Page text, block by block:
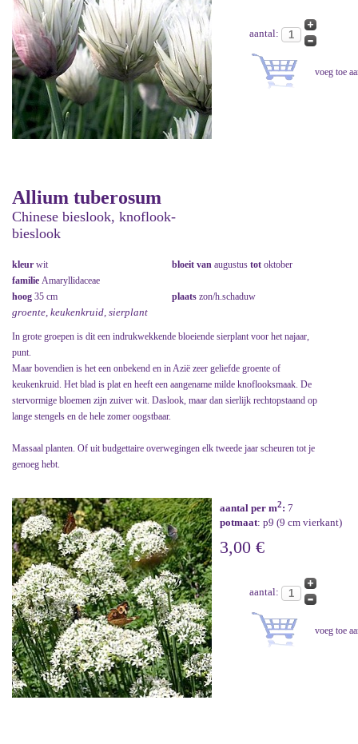
aantal:
Allium tuberosum
Chinese bieslook, knoflook-
bieslook
kleur wit bloeit van augustus tot oktober
familie Amaryllidaceae
hoog 35 cm plaats zon/h.schaduw
groente, keukenkruid, sierplant
In grote groepen is dit een indrukwekkende bloeiende sierplant voor het najaar,
punt.
Maar bovendien is het een onbekend en in Azië zeer geliefde groente of
keukenkruid. Het blad is plat en heeft een aangename milde knoflooksmaak. De
stervormige bloemen zijn zuiver wit. Daslook, maar dan sierlijk rechtopstaand op
lange stengels en de hele zomer oogstbaar.
Massaal planten. Of uit budgettaire overwegingen elk tweede jaar scheuren tot je
genoeg hebt.
aantal per m2: 7
potmaat: p9 (9 cm vierkant)
3,00 €
aantal: